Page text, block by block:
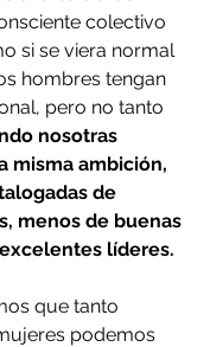
colectivo
si se viera normal
hombres tengan
pero no tanto
nosotras
misma ambición,
de
menos de buenas
líderes.
que tanto
podemos